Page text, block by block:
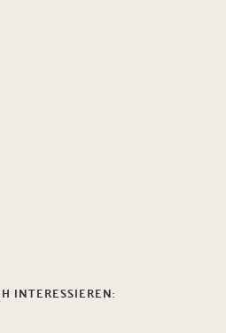
INTERESSIEREN: